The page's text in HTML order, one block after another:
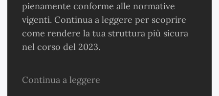
pienamente conforme alle normative
vigenti. Continua a leggere per scoprire
come rendere la tua struttura più sicura
nel corso del 2023.
Continua a leggere